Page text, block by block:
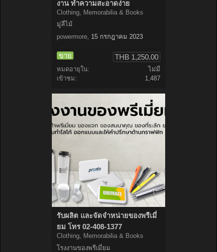
งาน ทำความสะอาดง่าย
Clothing, Memorabilia & Books
มู่ลี่ไม้
powermore, 15 กรกฎาคม 2023
ขาย THB 1,250.00
หมดอายุใน:
ไม่มี
เข้าชม:
1,487
รับผลิต และจัดจำหน่ายของพรีเมี่
ยม โทร 02-408-1377
Clothing, Memorabilia & Books
โรงงานของพรีเมี่ยม